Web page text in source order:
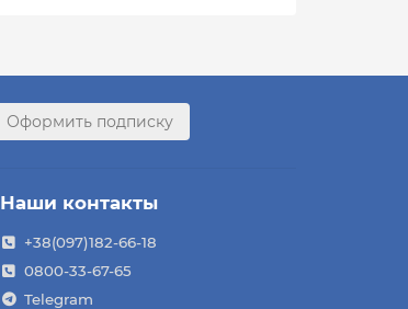
Оформить подписку
Наши контакты
+38(097)182-66-18
0800-33-67-65
Telegram